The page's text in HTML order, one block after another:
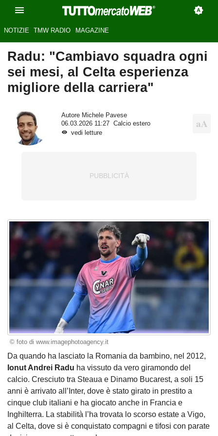
NOTIZIE TMW RADIO MAGAZINE
Radu: "Cambiavo squadra ogni
sei mesi, al Celta esperienza
migliore della carriera"
Autore Michele Pavese
06.03.2026 11:27
Calcio estero
vedi letture
© foto di www.imagephotoagency.it
Da quando ha lasciato la Romania da bambino, nel 2012,
Ionut Andrei Radu ha vissuto da vero giramondo del
calcio. Cresciuto tra Steaua e Dinamo Bucarest, a soli 15
anni è arrivato all’Inter, dove è stato girato in prestito a
cinque club italiani e ha giocato anche in Francia e
Inghilterra. La stabilità l’ha trovata lo scorso estate a Vigo,
al Celta, dove si è conquistato compagni e tifosi con parate